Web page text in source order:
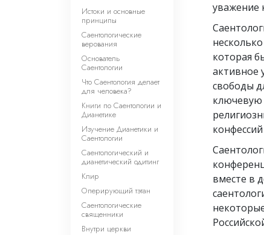
уважение
которая
активное
свободы
ключевую
вместе в
Истоки и основные
принципы
Саентологические
верования
Основатель
Саентологии
Что Саентология делает
для человека?
Книги по Саентологии и
Дианетике
Изучение Дианетики и
Саентологии
Саентологический и
дианетический одитинг
Клир
Оперирующий тэтан
Саентологические
священники
Внутри церкви